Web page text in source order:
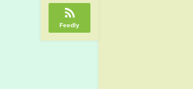
Feedly